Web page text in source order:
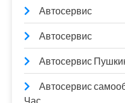
Автосервис
Автосервис
Автосервис
Автосервис